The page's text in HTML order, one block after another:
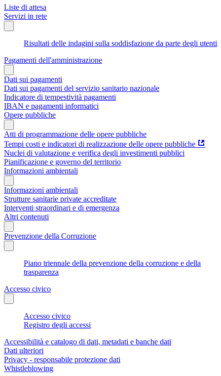
Liste di attesa
Servizi in rete
Risultati delle indagini sulla soddisfazione da parte degli utenti
Pagamenti dell'amministrazione
Dati sui pagamenti
Dati sui pagamenti del servizio sanitario nazionale
Indicatore di tempestività pagamenti
IBAN e pagamenti informatici
Opere pubbliche
Atti di programmazione delle opere pubbliche
Tempi costi e indicatori di realizzazione delle opere pubbliche
Nuclei di valutazione e verifica degli investimenti pubblici
Pianificazione e governo del territorio
Informazioni ambientali
Informazioni ambientali
Strutture sanitarie private accreditate
Interventi straordinari e di emergenza
Altri contenuti
Prevenzione della Corruzione
Piano triennale della prevenzione della corruzione e della
trasparenza
Accesso civico
Accesso civico
Registro degli accessi
Accessibilità e catalogo di dati, metadati e banche dati
Dati ulteriori
Privacy - responsabile protezione dati
Whistleblowing